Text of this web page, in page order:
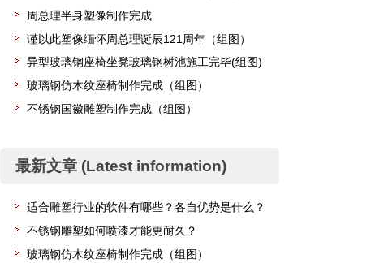
周总理半身塑像制作完成
谨以此塑像缅怀周总理诞辰121周年（组图）
异型玻璃钢座椅坐凳玻璃钢树池施工完毕(组图)
玻璃钢仿木纹座椅制作完成（组图）
不锈钢国徽雕塑制作完成（组图）
最新文章 (Latest information)
适合雕塑行业的软件有哪些？各自优势是什么？
不锈钢雕塑如何喷漆才能更耐久？
玻璃钢仿木纹座椅制作完成（组图）